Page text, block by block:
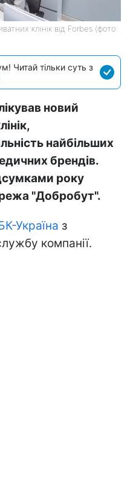
клінік від Forbes (фото:
Читай тільки суть з
новий
найбільших
брендів.
року
"Добробут".
Україна з
компанії.